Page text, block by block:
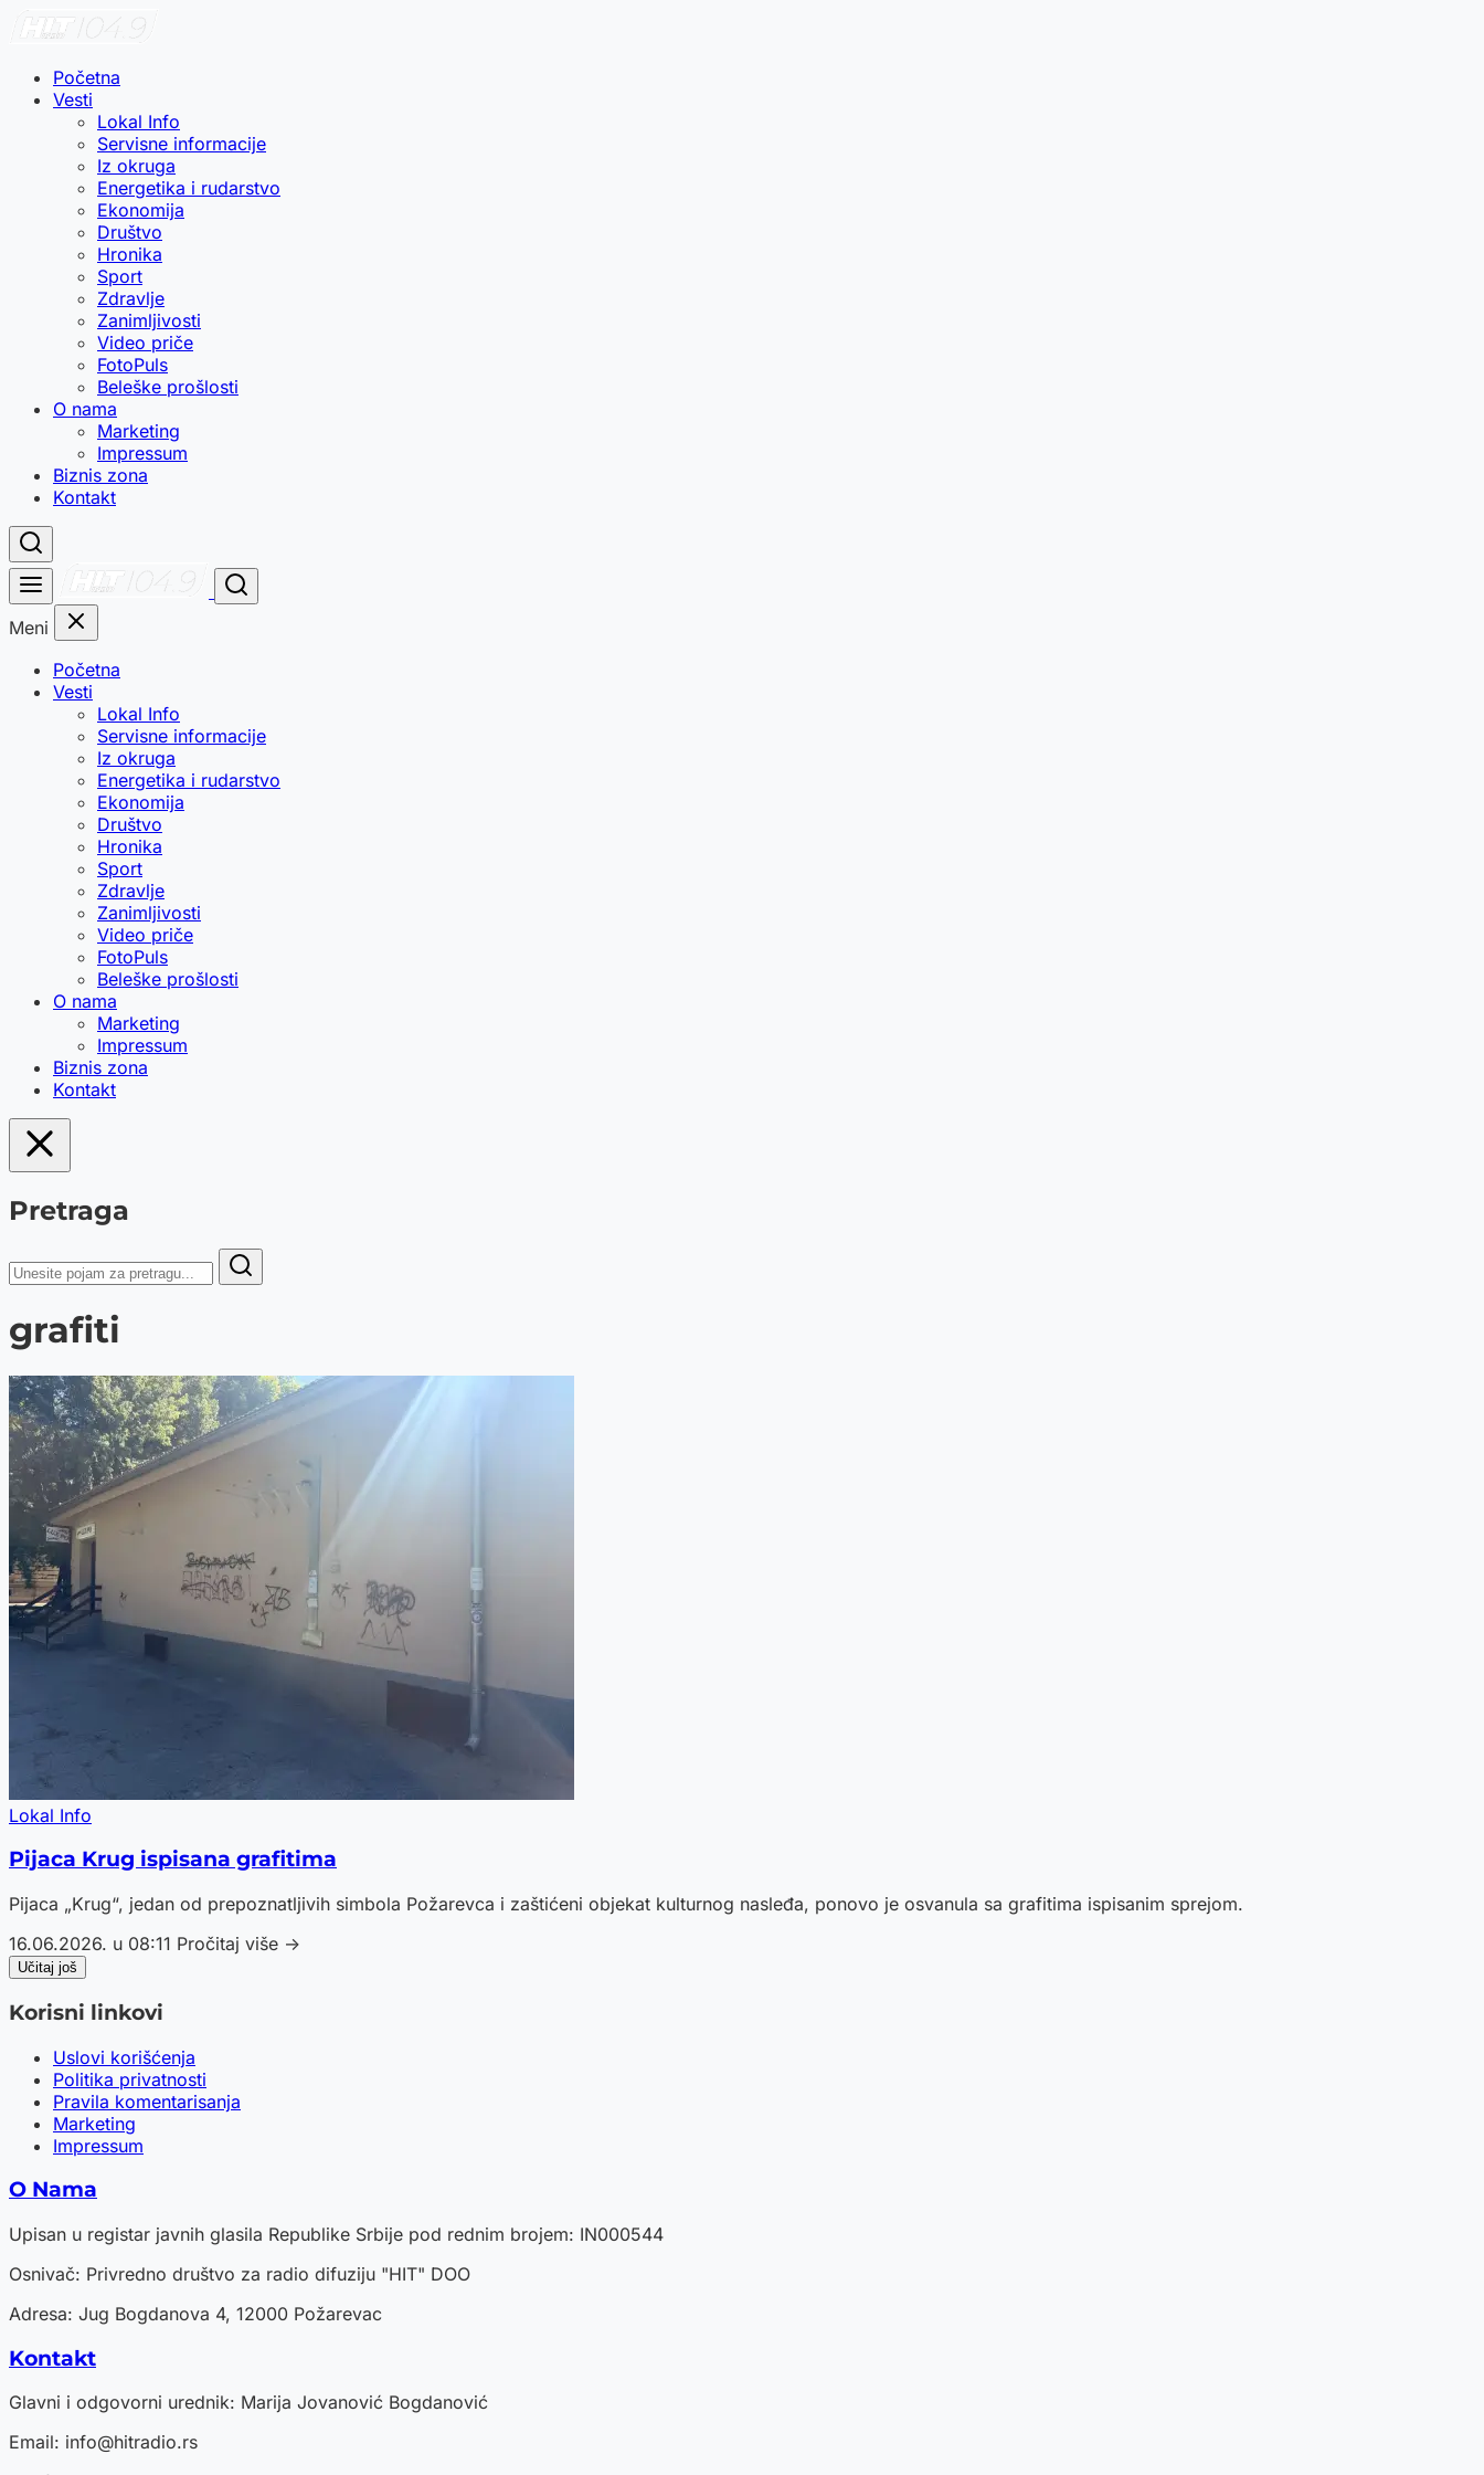
Početna
Vesti
Lokal Info
Servisne informacije
Iz okruga
Energetika i rudarstvo
Ekonomija
Društvo
Hronika
Sport
Zdravlje
Zanimljivosti
Video priče
FotoPuls
Beleške prošlosti
O nama
Marketing
Impressum
Biznis zona
Kontakt
Meni
Početna
Vesti
Lokal Info
Servisne informacije
Iz okruga
Energetika i rudarstvo
Ekonomija
Društvo
Hronika
Sport
Zdravlje
Zanimljivosti
Video priče
FotoPuls
Beleške prošlosti
O nama
Marketing
Impressum
Biznis zona
Kontakt
Pretraga
grafiti
Lokal Info
Pijaca Krug ispisana grafitima
Pijaca „Krug“, jedan od prepoznatljivih simbola Požarevca i zaštićeni objekat kulturnog nasleđa, ponovo je osvanula sa grafitima ispisanim sprejom.
16.06.2026. u 08:11 Pročitaj više →
Učitaj još
Korisni linkovi
Uslovi korišćenja
Politika privatnosti
Pravila komentarisanja
Marketing
Impressum
O Nama
Upisan u registar javnih glasila Republike Srbije pod rednim brojem: IN000544
Osnivač: Privredno društvo za radio difuziju "HIT" DOO
Adresa: Jug Bogdanova 4, 12000 Požarevac
Kontakt
Glavni i odgovorni urednik: Marija Jovanović Bogdanović
Email: info@hitradio.rs